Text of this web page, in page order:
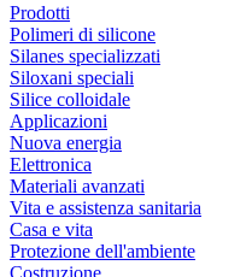
Prodotti
Polimeri di silicone
Silanes specializzati
Siloxani speciali
Silice colloidale
Applicazioni
Nuova energia
Elettronica
Materiali avanzati
Vita e assistenza sanitaria
Casa e vita
Protezione dell'ambiente
Costruzione